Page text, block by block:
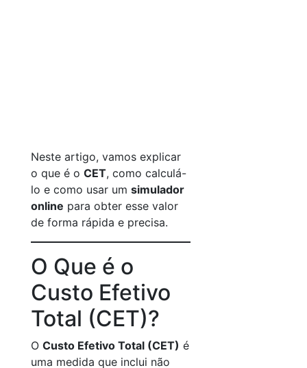
Neste artigo, vamos explicar
o que é o CET, como calculá-
lo e como usar um simulador
online para obter esse valor
de forma rápida e precisa.
O Que é o
Custo Efetivo
Total (CET)?
O Custo Efetivo Total (CET) é
uma medida que inclui não